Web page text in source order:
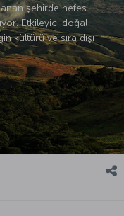
şehirde nefes
Etkileyici doğal
kültürü ve sıra dışı